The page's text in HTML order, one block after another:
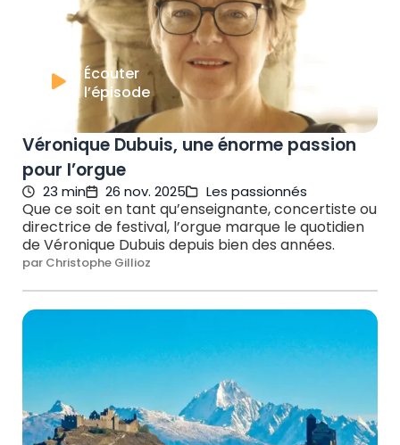
Écouter
l’épisode
Véronique Dubuis, une énorme passion
pour l’orgue
23 min 26 nov. 2025 Les passionnés
Que ce soit en tant qu’enseignante, concertiste ou
directrice de festival, l’orgue marque le quotidien
de Véronique Dubuis depuis bien des années.
par Christophe Gillioz